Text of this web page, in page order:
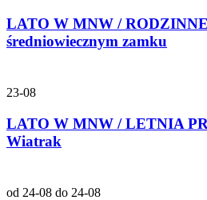
LATO W MNW /
średniowiecznym zamku
23-08
LATO W MNW / LETNIA
Wiatrak
od 24-08 do 24-08